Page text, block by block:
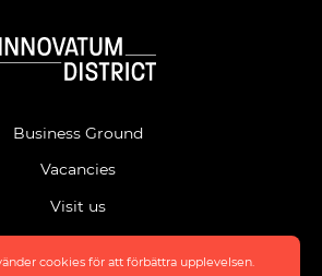
Business Ground
Vacancies
Visit us
Eat & meet
cookies för att förbättra upplevelsen.